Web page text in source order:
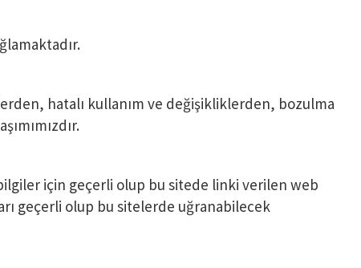
hatalı kullanım ve değişikliklerden, bozulma
için geçerli olup bu sitede linki verilen web
geçerli olup bu sitelerde uğranabilecek